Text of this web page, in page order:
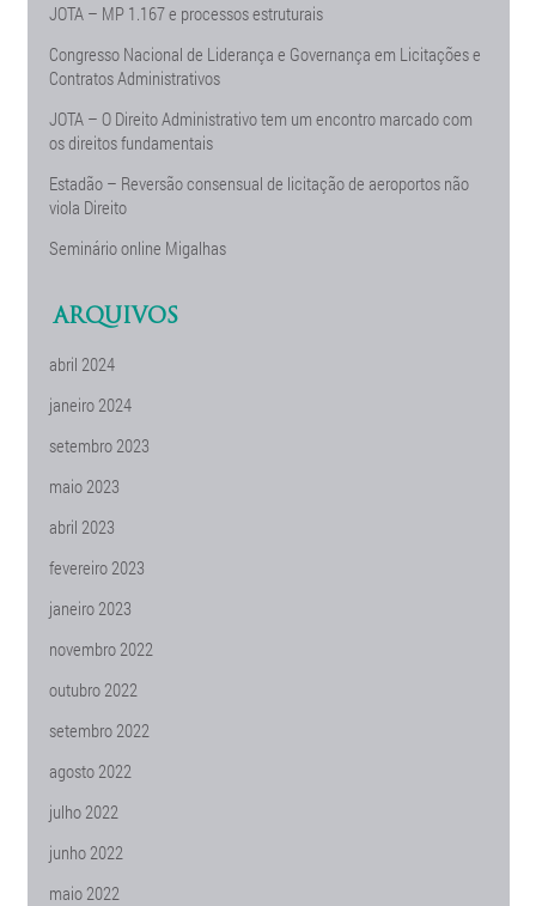
JOTA – MP 1.167 e processos estruturais
Congresso Nacional de Liderança e Governança em Licitações e
Contratos Administrativos
JOTA – O Direito Administrativo tem um encontro marcado com
os direitos fundamentais
Estadão – Reversão consensual de licitação de aeroportos não
viola Direito
Seminário online Migalhas
ARQUIVOS
abril 2024
janeiro 2024
setembro 2023
maio 2023
abril 2023
fevereiro 2023
janeiro 2023
novembro 2022
outubro 2022
setembro 2022
agosto 2022
julho 2022
junho 2022
maio 2022